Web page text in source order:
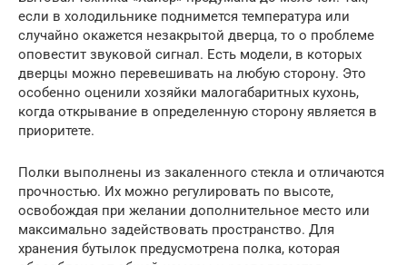
если в холодильнике поднимется температура или
случайно окажется незакрытой дверца, то о проблеме
оповестит звуковой сигнал. Есть модели, в которых
дверцы можно перевешивать на любую сторону. Это
особенно оценили хозяйки малогабаритных кухонь,
когда открывание в определенную сторону является в
приоритете.
Полки выполнены из закаленного стекла и отличаются
прочностью. Их можно регулировать по высоте,
освобождая при желании дополнительное место или
максимально задействовать пространство. Для
хранения бутылок предусмотрена полка, которая